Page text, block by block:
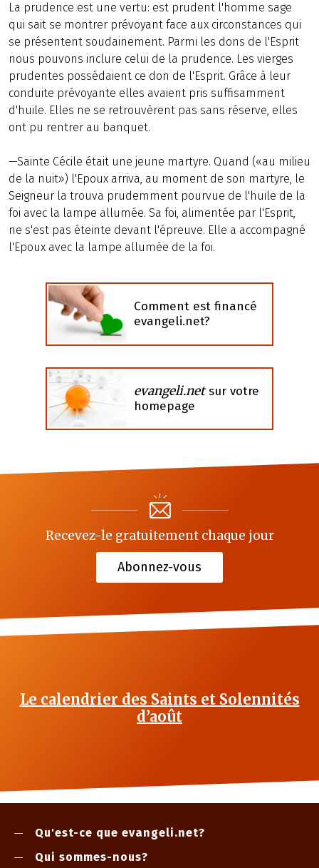
La prudence est une vertu: est prudent l'homme sage
qui sait se montrer prévoyant face aux circonstances qui
se présentent soudainement. Parmi les dons de l'Esprit
nous pouvons inclure celui de la prudence. Les vierges
prudentes possédaient ce don de l'Esprit. Grâce à leur
conduite prévoyante elles avaient pris suffisamment
d'huile. Elles ne se retrouvèrent pas sans réserve, elles
ont pu rentrer au banquet.
—Sainte Cécile était une jeune martyre. Quand («au milieu
de la nuit») l'Epoux arriva, au moment de son martyre, le
Seigneur la trouva prudemment pourvue de l'huile de la
foi avec la lampe allumée. Sa foi, alimentée par l'Esprit,
ne s'est pas éteinte devant l'épreuve. Elle a accompagné
l'Epoux avec la lampe allumée de la foi.
Comment est financé
evangeli.net?
evangeli.netsur votre
homepage
Recevez-le gratuitement chaque jour
Abonnez-vous
Le calendrier des Saints et Solennités
d’août
Qu'est-ce que evangeli.net?
Qui sommes-nous?